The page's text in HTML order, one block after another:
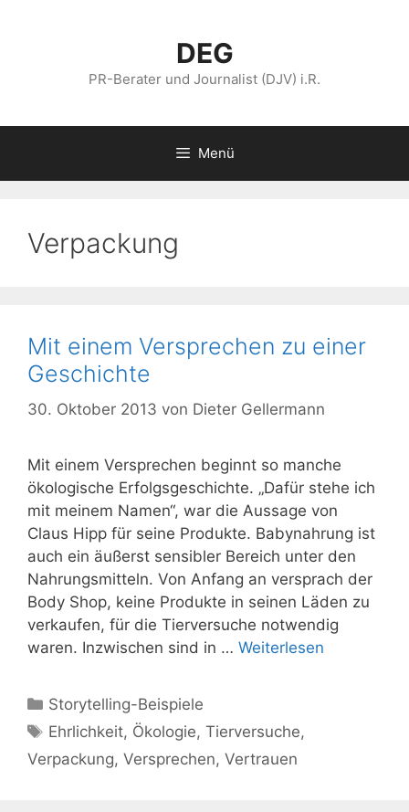
DEG
PR-Berater und Journalist (DJV) i.R.
Menü
Verpackung
Mit einem Versprechen zu einer
Geschichte
30. Oktober 2013 von Dieter Gellermann
Mit einem Versprechen beginnt so manche
ökologische Erfolgsgeschichte. „Dafür stehe ich
mit meinem Namen“, war die Aussage von
Claus Hipp für seine Produkte. Babynahrung ist
auch ein äußerst sensibler Bereich unter den
Nahrungsmitteln. Von Anfang an versprach der
Body Shop, keine Produkte in seinen Läden zu
verkaufen, für die Tierversuche notwendig
waren. Inzwischen sind in … Weiterlesen
Kategorien
Storytelling-Beispiele
Schlagwörter
Ehrlichkeit, Ökologie,Tierversuche,
Verpackung, Versprechen, Vertrauen